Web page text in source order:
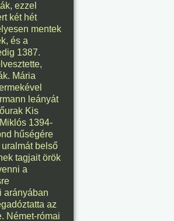
ezzel
két hét
mentek
és a
1387.
Mária
leányát
Kis
1394-
hűségére
belső
tagjait örök
a
arányában
az
Német-római